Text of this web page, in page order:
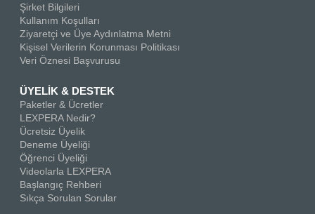
Şirket Bilgileri
Kullanım Koşulları
Ziyaretçi ve Üye Aydınlatma Metni
Kişisel Verilerin Korunması Politikası
Veri Öznesi Başvurusu
ÜYELİK & DESTEK
Paketler & Ücretler
LEXPERA Nedir?
Ücretsiz Üyelik
Deneme Üyeliği
Öğrenci Üyeliği
Videolarla LEXPERA
Başlangıç Rehberi
Sıkça Sorulan Sorular